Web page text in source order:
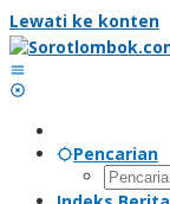
Lewati ke konten
Pencarian